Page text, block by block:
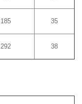
185 35
292 38